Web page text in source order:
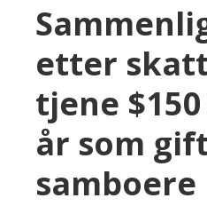
etter
tjene
år som
samboere